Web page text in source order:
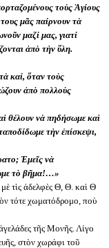
τοὺς Ἁγίους
μᾶς παίρνουν τὰ
μαζί μας, γιατί
ἀπὸ τὴν ὕλη.
καί, ὅταν τοὺς
ἀπὸ πολλοὺς
θέλουν νὰ πηδήσωμε καὶ
τὴν ἐπίσκεψι,
Ἐμεῖς νὰ
τὸ βῆμα!…»
τὶς ἀδελφὲς Θ, Θ. καὶ Θ
τότε χωματόδρομο, ποὺ
τῆς Μονῆς. Λίγο
στὸν χωράφι τοῦ